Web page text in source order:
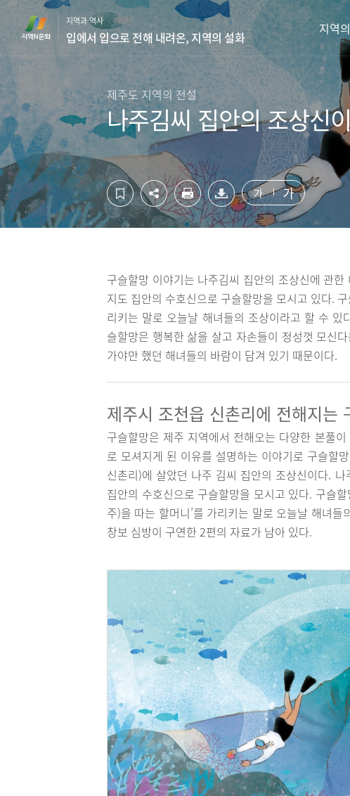
영
역
바
로
가
기
역
바
로
가
기
지역과 역사
입에서 입으로 전해 내려온, 지역의 설화
지역
제주도 지역의 전설
나주김씨 집안의 조상신
가 가
구슬할망 이야기는 나주김씨 집안의 조상신에 관
지도 집안의 수호신으로 구슬할망을 모시고 있다.
리키는 말로 오늘날 해녀들의 조상이라고 할 수
슬할망은 행복한 삶을 살고 자손들이 정성껏 모신
가야만 했던 해녀들의 바람이 담겨 있기 때문이다.
제주시 조천읍 신촌리에 전해지는
구슬할망은 제주 지역에서 전해오는 다양한 본풀
로 모셔지게 된 이유를 설명하는 이야기로 구슬할
신촌리)에 살았던 나주 김씨 집안의 조상신이다.
집안의 수호신으로 구슬할망을 모시고 있다. 구슬
주)을 따는 할머니’를 가리키는 말로 오늘날 해녀
창보 심방이 구연한 2편의 자료가 남아 있다.